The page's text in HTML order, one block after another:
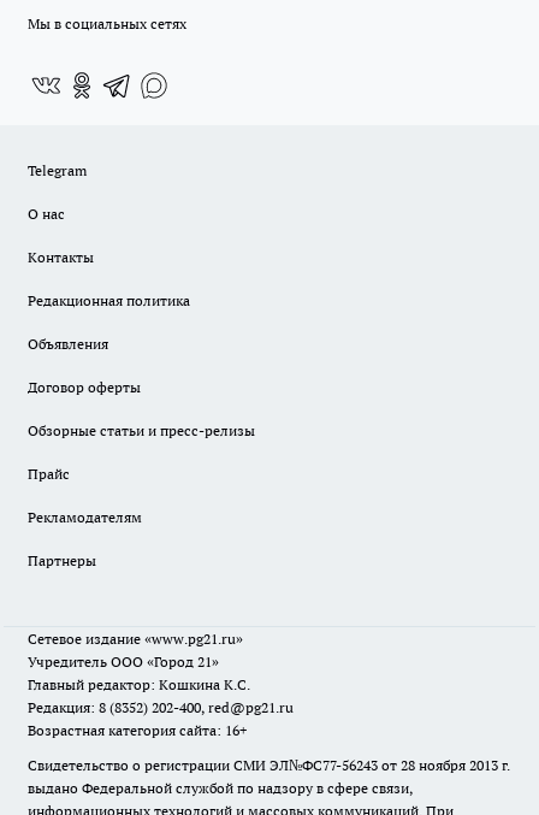
Мы в социальных сетях
Telegram
О нас
Контакты
Редакционная политика
Объявления
Договор оферты
Обзорные статьи и пресс-релизы
Прайс
Рекламодателям
Партнеры
Сетевое издание «www.pg21.ru»
Учредитель ООО «Город 21»
Главный редактор: Кошкина К.С.
Редакция: 8 (8352) 202-400, red@pg21.ru
Возрастная категория сайта: 16+
Свидетельство о регистрации СМИ ЭЛ№ФС77-56243 от 28 ноября 2013 г.
выдано Федеральной службой по надзору в сфере связи,
информационных технологий и массовых коммуникаций. При